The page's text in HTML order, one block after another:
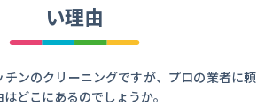
い理由
チンのクリーニングですが、プロの業者に頼
どこにあるのでしょうか。